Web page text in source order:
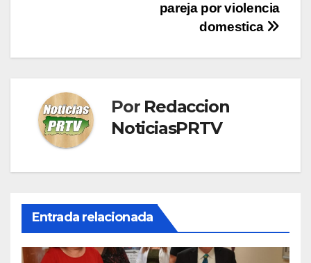
pareja por violencia
domestica
Por Redaccion
NoticiasPRTV
Entrada relacionada